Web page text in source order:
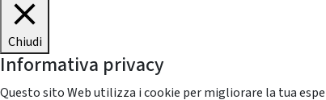
Chiudi
Informativa privacy
Questo sito Web utilizza i cookie per migliorare la tua